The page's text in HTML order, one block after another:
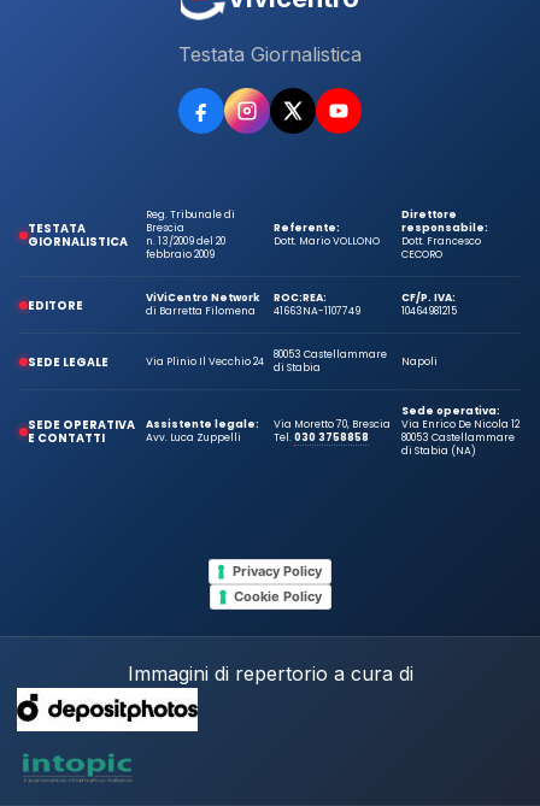
Testata Giornalistica
TESTATA
GIORNALISTICA
Reg. Tribunale di
Brescia
n. 13/2009 del 20
febbraio 2009
Referente:
Dott. Mario VOLLONO
Direttore
responsabile:
Dott. Francesco
CECORO
EDITORE
ViViCentro Network
di Barretta Filomena
ROC:
41663
REA:
NA-1107749
CF/P. IVA:
10464981215
SEDE LEGALE Via Plinio Il Vecchio 24
80053 Castellammare
di Stabia
Napoli
SEDE OPERATIVA
E CONTATTI
Assistente legale:
Avv. Luca Zuppelli
Via Moretto 70, Brescia
Tel.030 3758858
Sede operativa:
Via Enrico De Nicola 12
80053 Castellammare
di Stabia (NA)
Privacy Policy
Cookie Policy
Immagini di repertorio a cura di